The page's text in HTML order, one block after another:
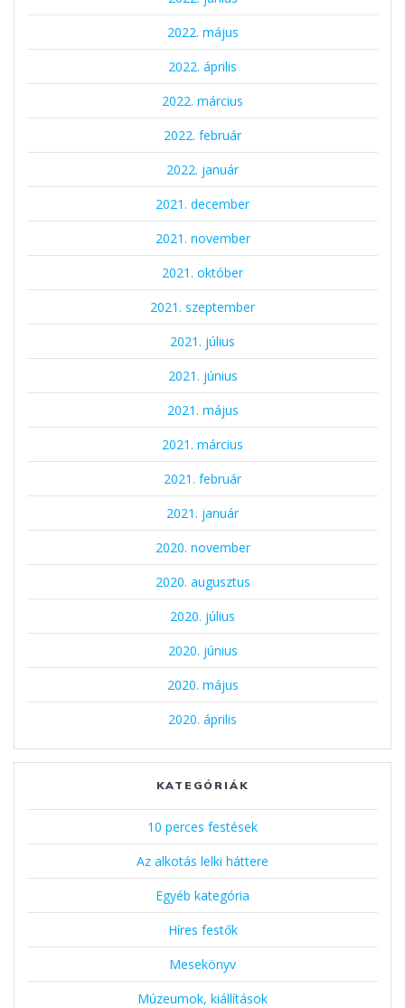
2022. május
2022. április
2022. március
2022. február
2022. január
2021. december
2021. november
2021. október
2021. szeptember
2021. július
2021. június
2021. május
2021. március
2021. február
2021. január
2020. november
2020. augusztus
2020. július
2020. június
2020. május
2020. április
KATEGÓRIÁK
10 perces festések
Az alkotás lelki háttere
Egyéb kategória
Híres festők
Mesekönyv
Múzeumok, kiállítások